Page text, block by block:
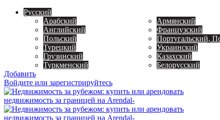
Русский
Арабский
Армянский
Английский
Французский
Польский
Португальский,
Турецкий
Украинский
Грузинский
Казахский
Туркменский
Белорусский
Добавить
Войдите или зарегистрируйтесь